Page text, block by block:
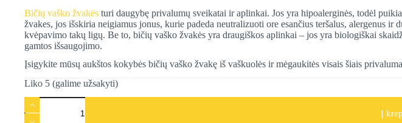
Bičių vaško žvakės turi daugybę privalumų sveikatai ir aplinkai. Jos yra hipoalerginės, todėl
žvakes, jos išskiria neigiamus jonus, kurie padeda neutralizuoti ore esančius teršalus, alergenus
kvėpavimo takų ligų. Be to, bičių vaško žvakės yra draugiškos aplinkai – jos yra biologiškai
gamtos išsaugojimo.
Įsigykite mūsų aukštos kokybės bičių vaško žvakę iš vaškuolės ir mėgaukitės visais šiais
Liko 5 (galime užsakyti)
produkto
kiekis:
Į